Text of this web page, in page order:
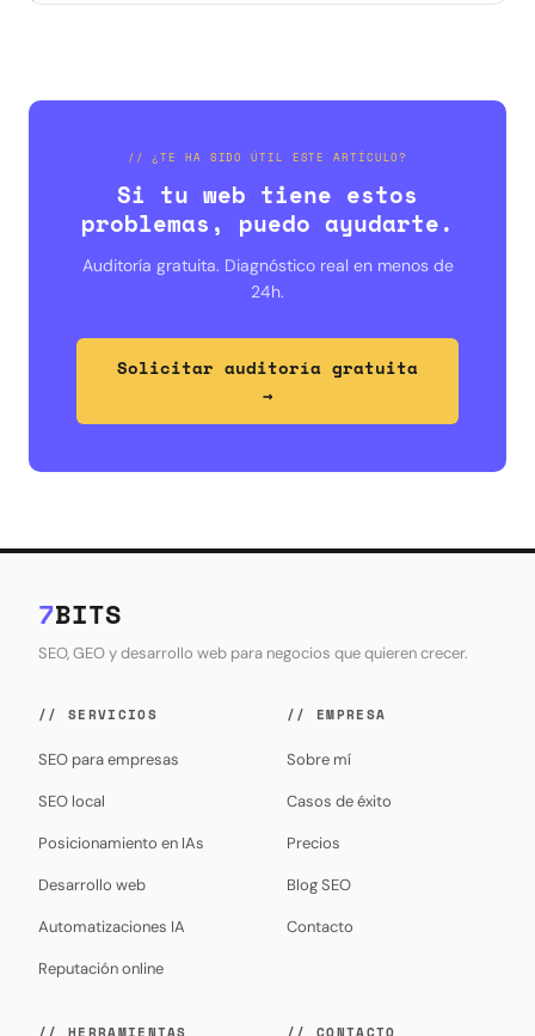
// ¿TE HA SIDO ÚTIL ESTE ARTÍCULO?
Si tu web tiene estos
problemas, puedo ayudarte.
Auditoría gratuita. Diagnóstico real en menos de
24h.
Solicitar auditoría gratuita
→
7BITS
SEO, GEO y desarrollo web para negocios que quieren crecer.
// SERVICIOS
SEO para empresas
SEO local
Posicionamiento en IAs
Desarrollo web
Automatizaciones IA
Reputación online
// EMPRESA
Sobre mí
Casos de éxito
Precios
Blog SEO
Contacto